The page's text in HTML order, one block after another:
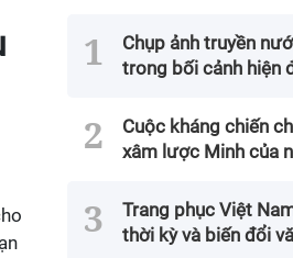
Chụp ảnh truyền
trong bối cảnh hiện
Cuộc kháng chiến
xâm lược Minh của
Trang phục Việt
thời kỳ và biến đổi